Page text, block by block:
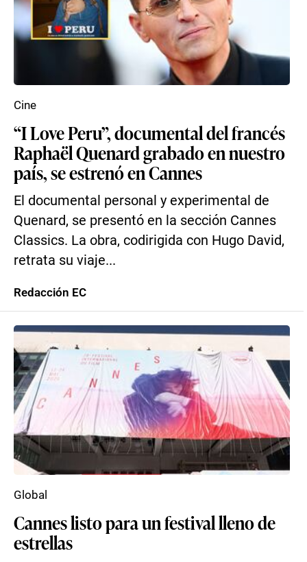
“I Love Peru”, documental del francés
Raphaël Quenard grabado en nuestro
país, se estrenó en Cannes
El documental personal y experimental de
Quenard, se presentó en la sección Cannes
Classics. La obra, codirigida con Hugo David,
retrata su viaje...
Cine
Redacción EC
Cannes listo para un festival lleno de
estrellas
Global